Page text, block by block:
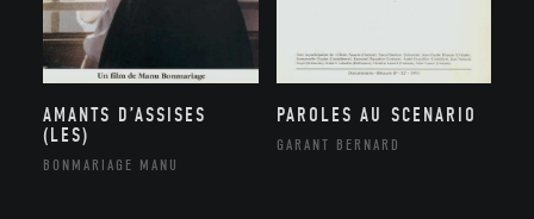
AMANTS D’ASSISES
(LES)
BONMARIAGE MANU
PAROLES AU SCENARIO
GARANT BERNARD